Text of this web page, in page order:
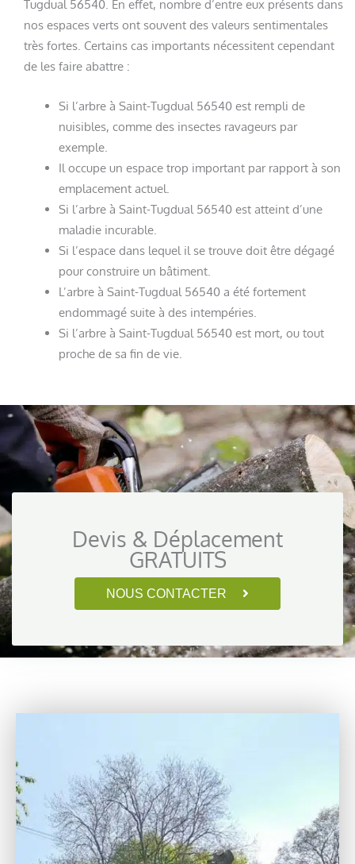
Tugdual 56540. En effet, nombre d’entre eux présents dans
nos espaces verts ont souvent des valeurs sentimentales
très fortes. Certains cas importants nécessitent cependant
de les faire abattre :
Si l’arbre à Saint-Tugdual 56540 est rempli de
nuisibles, comme des insectes ravageurs par
exemple.
Il occupe un espace trop important par rapport à son
emplacement actuel.
Si l’arbre à Saint-Tugdual 56540 est atteint d’une
maladie incurable.
Si l’espace dans lequel il se trouve doit être dégagé
pour construire un bâtiment.
L’arbre à Saint-Tugdual 56540 a été fortement
endommagé suite à des intempéries.
Si l’arbre à Saint-Tugdual 56540 est mort, ou tout
proche de sa fin de vie.
Devis & Déplacement
GRATUITS
NOUS CONTACTER